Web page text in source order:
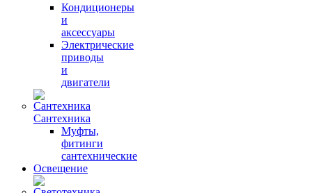
Кондиционеры
и
аксессуары
Электрические
приводы
и
двигатели
Сантехника
Муфты,
фитинги
сантехнические
Освещение